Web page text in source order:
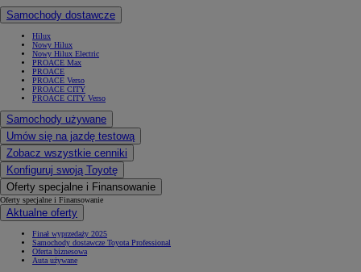
Samochody dostawcze
Hilux
Nowy Hilux
Nowy Hilux Electric
PROACE Max
PROACE
PROACE Verso
PROACE CITY
PROACE CITY Verso
Samochody używane
Umów się na jazdę testową
Zobacz wszystkie cenniki
Konfiguruj swoją Toyotę
Oferty specjalne i Finansowanie
Oferty specjalne i Finansowanie
Aktualne oferty
Finał wyprzedaży 2025
Samochody dostawcze Toyota Professional
Oferta biznesowa
Auta używane